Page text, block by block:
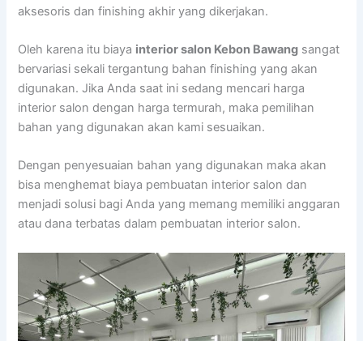
aksesoris dan finishing akhir yang dikerjakan.
Oleh karena itu biaya interior salon Kebon Bawang sangat
bervariasi sekali tergantung bahan finishing yang akan
digunakan. Jika Anda saat ini sedang mencari harga
interior salon dengan harga termurah, maka pemilihan
bahan yang digunakan akan kami sesuaikan.
Dengan penyesuaian bahan yang digunakan maka akan
bisa menghemat biaya pembuatan interior salon dan
menjadi solusi bagi Anda yang memang memiliki anggaran
atau dana terbatas dalam pembuatan interior salon.